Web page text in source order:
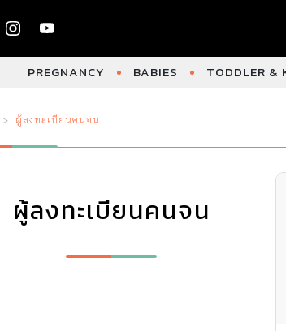
PREGNANCY BABIES TODDLER &
ผู้ลงทะเบียนคนจน
ผู้ลงทะเบียนคนจน